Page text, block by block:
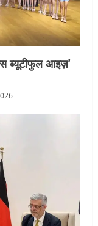
ब्यूटीफुल आइज़’